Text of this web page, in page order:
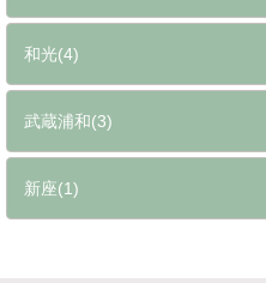
和光(4)
武蔵浦和(3)
新座(1)